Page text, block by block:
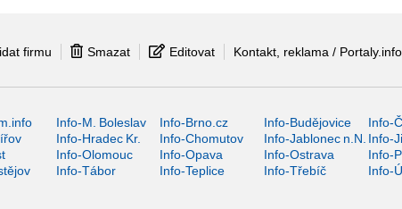
firmu Smazat Editovat Kontakt, reklama / Portaly.info
Info-M. Boleslav Info-Brno.cz Info-Budějovice Info-
Info-Hradec Kr. Info-Chomutov Info-Jablonec n.N. Info-
Info-Olomouc Info-Opava Info-Ostrava Info-
Info-Tábor Info-Teplice Info-Třebíč Info-